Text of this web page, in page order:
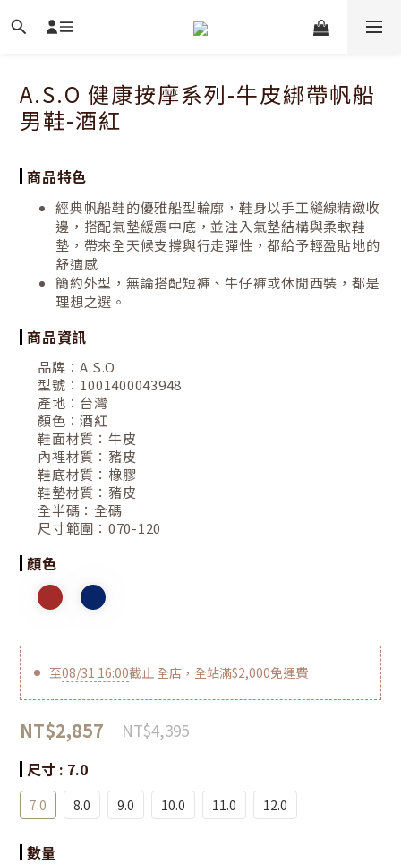
A.S.O 健康按摩系列-牛皮綁帶帆船
男鞋-酒紅
商品特色
經典帆船鞋的優雅船型輪廓，鞋身以手工縫線精緻收
邊，搭配氣墊緩震中底，並注入氣墊結構與柔軟鞋
墊，帶來全天候支撐與行走彈性，都給予輕盈貼地的
舒適感
簡約外型，無論搭配短褲、牛仔褲或休閒西裝，都是
理想之選。
商品資訊
品牌：A.S.O
型號： 1001400043948
產地： 台灣
顏色：酒紅
鞋面材質： 牛皮
內裡材質： 豬皮
鞋底材質： 橡膠
鞋墊材質： 豬皮
全半碼： 全碼
尺寸範圍： 070-120
顏色
至08/31 16:00截止 全店，全站滿$2,000免運費
NT$2,857 NT$4,395
尺寸 : 7.0
7.0 8.0 9.0 10.0 11.0 12.0
數量